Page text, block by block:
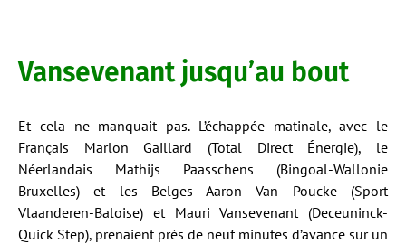
Vansevenant jusqu’au bout
Et cela ne manquait pas. L’échappée matinale, avec le
Français Marlon Gaillard (Total Direct Énergie), le
Néerlandais Mathijs Paasschens (Bingoal-Wallonie
Bruxelles) et les Belges Aaron Van Poucke (Sport
Vlaanderen-Baloise) et Mauri Vansevenant (Deceuninck-
Quick Step), prenaient près de neuf minutes d’avance sur un